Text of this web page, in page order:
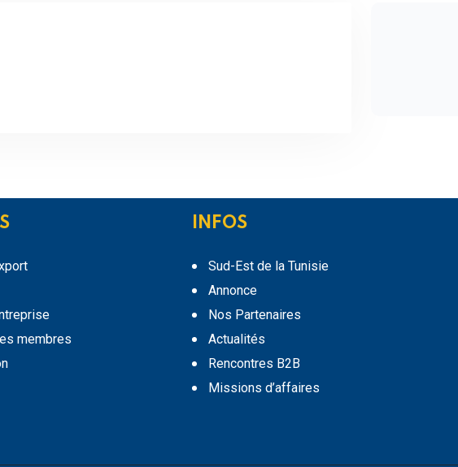
membres
INFOS
Sud-Est de la Tunisie
Annonce
Nos Partenaires
Actualités
Rencontres B2B
Missions d’affaires